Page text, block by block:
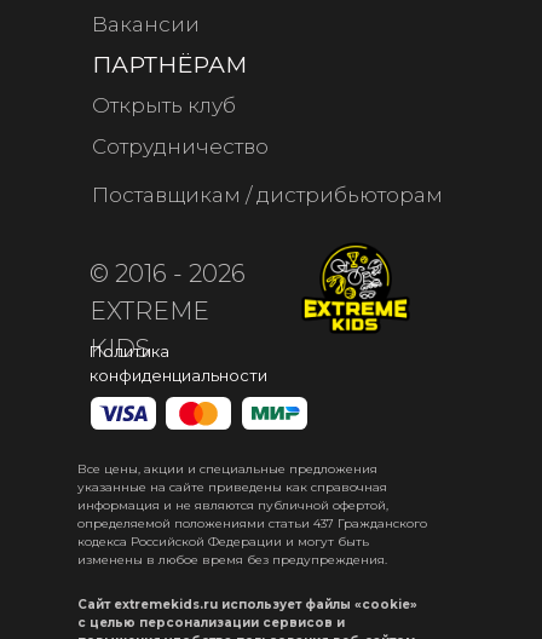
ПАРТНЁРАМ
Вакансии
Открыть клуб
© 2016 - 2026
EXTREME
KIDS
Все цены, акции и специальные предложения
указанные на сайте приведены как справочная
информация и не являются публичной офертой,
определяемой положениями статьи 437 Гражданского
кодекса Российской Федерации и могут быть
изменены в любое время без предупреждения.
Сайт extremekids.ru использует файлы «cookie»
с целью персонализации сервисов и
Политика
конфиденциальности
Сотрудничество
Поставщикам / дистрибьюторам